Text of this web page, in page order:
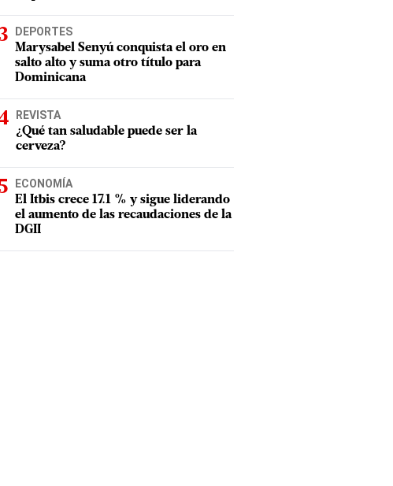
la meta. Cofil ganó bronce en la prueba de los 200 metros
viernes tres de diciembre de 2021, en el Estadio Pascual Guerrero,
Juegos Panamericanos Juveniles. (Fuente Externa)
DEPORTES
Marysabel Senyú conquista el oro en
salto alto y suma otro título para
Dominicana
REVISTA
¿Qué tan saludable puede ser la
cerveza?
ECONOMÍA
El Itbis crece 17.1 % y sigue liderando
el aumento de las recaudaciones de la
DGII